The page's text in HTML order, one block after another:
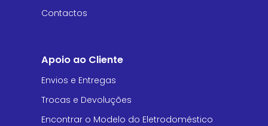
Contactos
Apoio ao Cliente
Envios e Entregas
Trocas e Devoluções
Encontrar o Modelo do Eletrodoméstico